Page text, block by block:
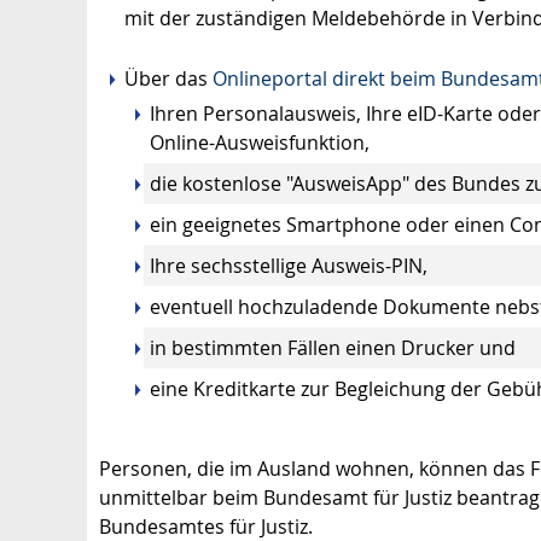
mit der zuständigen Meldebehörde in
Über das Onlineportal direkt beim
Ihren Personalausweis, Ihre eID-Karte oder
Online-Ausweisfunktion,
die kostenlose "AusweisApp" des Bundes
ein geeignetes Smartphone oder einen
Ihre sechsstellige Ausweis-PIN,
eventuell hochzuladende Dokumente
in bestimmten Fällen einen Drucker und
eine Kreditkarte zur Begleichung der
Personen, die im Ausland wohnen, können
unmittelbar beim Bundesamt für Justiz
Bundesamtes für Justiz.